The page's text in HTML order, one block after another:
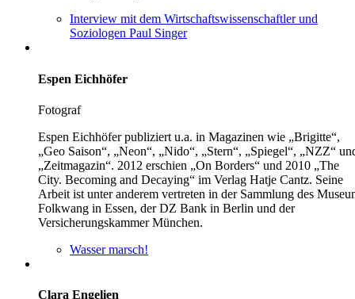
Interview mit dem Wirtschaftswissenschaftler und
Soziologen Paul Singer
Espen Eichhöfer
Fotograf
Espen Eichhöfer publiziert u.a. in Magazinen wie „Brigitte“,
„Geo Saison“, „Neon“, „Nido“, „Stern“, „Spiegel“, „NZZ“
„Zeitmagazin“. 2012 erschien „On Borders“ und 2010 „The
City. Becoming and Decaying“ im Verlag Hatje Cantz. Seine
Arbeit ist unter anderem vertreten in der Sammlung des
Folkwang in Essen, der DZ Bank in Berlin und der
Versicherungskammer München.
Wasser marsch!
Clara Engelien